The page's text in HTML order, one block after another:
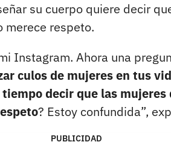
su cuerpo quiere decir
merece respeto.
Instagram. Ahora una
culos de mujeres en tus
decir que las
? Estoy confundida”,
PUBLICIDAD